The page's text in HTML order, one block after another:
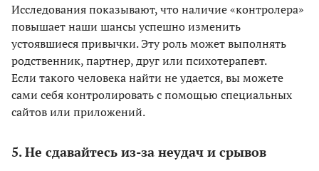
Исследования показывают, что наличие «контролера»
повышает наши шансы успешно изменить
устоявшиеся привычки. Эту роль может выполнять
родственник, партнер, друг или психотерапевт.
Если такого человека найти не удается, вы можете
сами себя контролировать с помощью специальных
сайтов или приложений.
5. Не сдавайтесь из-за неудач и срывов